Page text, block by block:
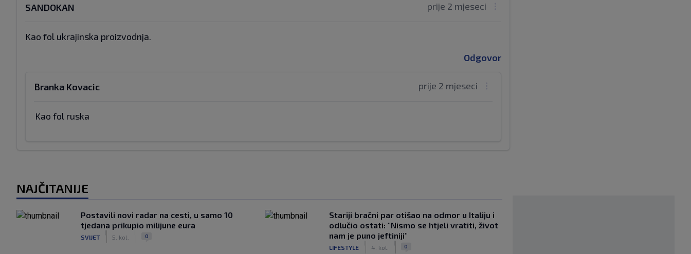
prije 2 mjeseci
SANDOKAN
Kao fol ukrajinska proizvodnja.
Odgovor
prije 2 mjeseci
Branka Kovacic
Kao fol ruska
NAJČITANIJE
Postavili novi radar na cesti, u samo 10
tjedana prikupio milijune eura
SVIJET 5. kol. 0
Stariji bračni par otišao na odmor u Italiju i
odlučio ostati: "Nismo se htjeli vratiti, život
nam je puno jeftiniji"
LIFESTYLE 4. kol. 0